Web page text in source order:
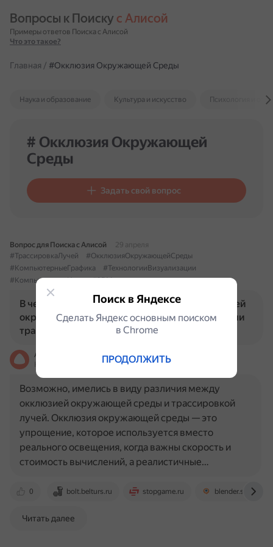
Вопросы к Поиску с Алисой
Примеры ответов Поиска с Алисой
Что это такое?
Главная / #Окклюзия Окружающей Среды
Наука и образование Культура и искусство Психология и
# Окклюзия Окружающей
Среды
Задать свой вопрос
Вопрос для Поиска с Алисой
29 апреля
#ТрассировкаЛучей
#ОкклюзияОкружающейСреды
#КомпьютерныеГрафика
#ТехнологииВизуализации
#КомпьютерныеИгры
#3DМоделирование
В чем разница между традиционной окклюзией
окружающей среды и современными методами
трассировки лучей?
Алиса
На основе источников, возможны неточности
0 bolt.belturs.ru stopgame.ru
Возможно, имелись в виду различия между
окклюзией окружающей среды и трассировкой
лучей. Окклюзия окружающей среды — это
упрощение, которое используется вместо
реального освещения, когда важны скорость и
стоимость вычислений, а реалистичные…
Читать далее
Поиск в Яндексе
Сделать Яндекс основным поиском
в Сhrome
ПРОДОЛЖИТЬ